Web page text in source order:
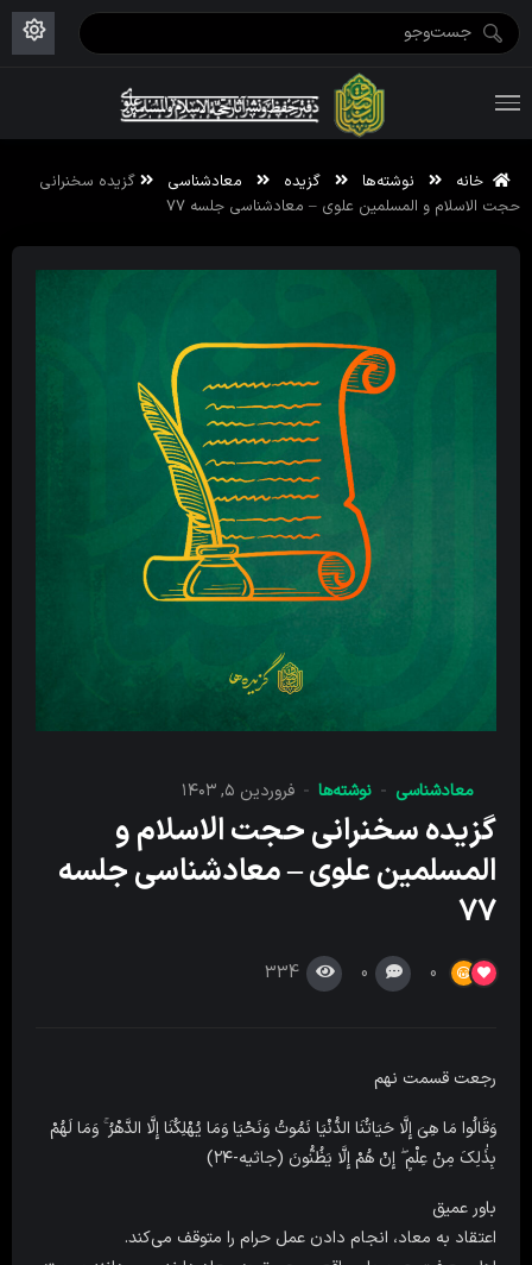
خانه نوشته‌ها گزیده معادشناسی
گزیده سخنرانی
حجت الاسلام و المسلمین علوی – معادشناسی جلسه ۷۷
معادشناسی نوشته‌ها فروردین ۵, ۱۴۰۳
گزیده سخنرانی حجت الاسلام و
المسلمین علوی – معادشناسی جلسه
۷۷
0
0
334
رجعت قسمت نهم
وَقَالُوا مَا هِیَ إِلَّا حَیَاتُنَا الدُّنْیَا نَمُوتُ وَنَحْیَا وَمَا یُهْلِکُنَا إِلَّا الدَّهْرُ ۚ وَمَا لَهُمْ
بِذَٰلِکَ مِنْ عِلْمٍ ۖ إِنْ هُمْ إِلَّا یَظُنُّونَ (جاثیه-۲۴)
باور عمیق
اعتقاد به معاد، انجام دادن عمل حرام را متوقف می‌کند.